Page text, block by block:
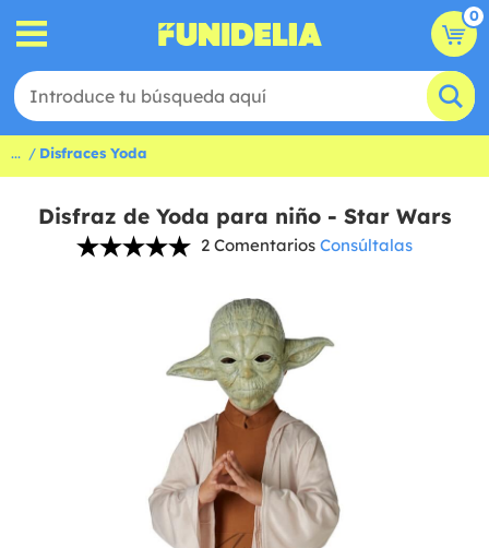
0
... Disfraces Yoda
Disfraz de Yoda para niño - Star Wars
2 Comentarios Consúltalas